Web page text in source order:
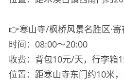
👉寒山寺/枫桥风景名胜区·寄
时间：08:00～20:00
收费：背包10元/天，行李箱
位置：距寒山寺东门约10米